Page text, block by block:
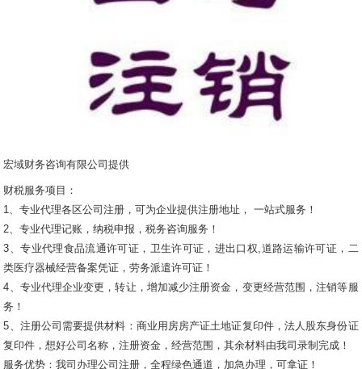
宏域财务咨询有限公司提供
财税服务项目：
1、专业代理各区公司注册，可为企业提供注册地址， 一站式服务！
2、专业代理记账，纳税申报，税务咨询服务！
3、专业代理食品流通许可证，卫生许可证，进出口权,道路运输许可证，二
类医疗器械经营备案凭证，劳务派遣许可证！
4、专业代理企业变更，转让，增加减少注册资金，变更经营范围，注销等服
务！
5、注册公司需要提供材料：商业用房房产证土地证复印件，法人股东身份证
复印件，想好公司名称，注册资金，经营范围，其余材料由我司录制完成！
服务优势：我司办理公司注册，全程绿色通道，加急办理，可拿证！